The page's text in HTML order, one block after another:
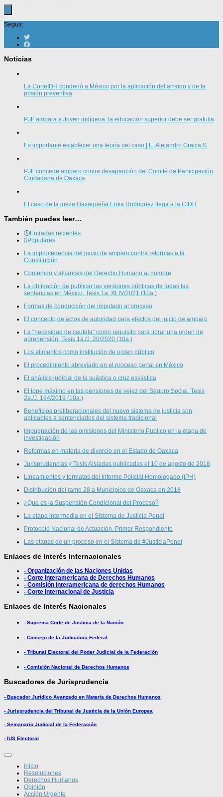
Seguir:
Noticias
La CorteIDH condenó a México por la aplicación del arraigo y de la
prisión preventiva
PJF ampara a Joven indígena: la educación superior debe ser gratuita
Es importante establecer una teoría del caso | E. Alejandro Gracia S.
PJF concede amparo contra desaparición del Comité de Participación
Ciudadana de Oaxaca
El caso de la jueza Oaxaqueña Erika Rodriguez llega a la CIDH
También puedes leer…
Entradas recientes
Populares
La improcedencia del juicio de amparo contra reformas a la
Constitución
Contenido y alcances del Derecho Humano al nombre
La obligación de publicar las versiones públicas de todas las
sentencias en México. Tesis 1a. XLIV/2021 (10a.)
Formas de conducción del imputado al proceso
El concepto de actos de autoridad para efectos del juicio de amparo
La “necesidad de cautela” como requisito para librar una orden de
aprehensión. Tesis 1a./J. 20/2020 (10a.)
Los alimentos como institución de orden público
El procedimiento abreviado en el proceso penal en México
El análisis judicial de la suástica o cruz esvástica
El tope máximo en las pensiones de vejez del Seguro Social. Tesis
2a./J. 164/2019 (10a.)
Beneficios preliberacionales del nuevo sistema de justicia son
aplicables a sentenciados del sistema tradicional
Impugnación de las omisiones del Ministerio Publico en la etapa de
investigación
Reformas en materia de divorcio en el Estado de Oaxaca
Jurisprudencias y Tesis Aisladas publicadas el 10 de agosto de 2018
Lineamientos y formatos del Informe Policial Homologado (IPH)
Distribución del ramo 28 a Municipios de Oaxaca en 2018
¿Que es la Suspensión Condicional del Proceso?
La etapa intermedia en el Sistema de Justicia Penal
Protocolo Nacional de Actuación. Primer Respondiente
Las etapas de un proceso en el Sistema de #JusticiaPenal
Enlaces de Interés Internacionales
- Organización de las Naciones Unidas
- Corte Interamericana de Derechos Humanos
- Comisión Interamericana de derechos Humanos
- Corte Internacional de Justicia
Enlaces de Interés Nacionales
- Suprema Corte de Justicia de la Nación
- Consejo de la Judicatura Federal
- Tribunal Electoral del Poder Judicial de la Federación
- Comisión Nacional de Derechos Humanos
Buscadores de Jurisprudencia
- Buscador Jurídico Avanzado en Materia de Derechos Humanos
- Jurisprudencia del Tribunal de Justicia de la Unión Europea
- Semanario Judicial de la Federación
- IUS Electoral
Inicio
Resoluciones
Derechos Humanos
Opinión
Acción Urgente